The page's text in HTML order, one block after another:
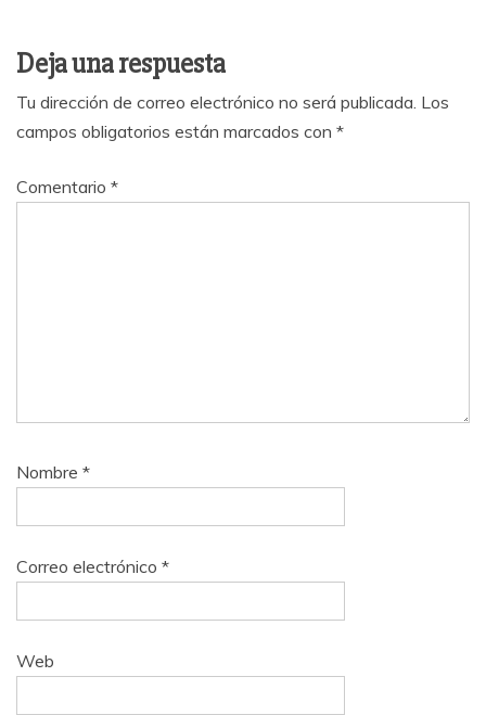
Deja una respuesta
Tu dirección de correo electrónico no será publicada. Los
campos obligatorios están marcados con *
Comentario *
Nombre *
Correo electrónico *
Web